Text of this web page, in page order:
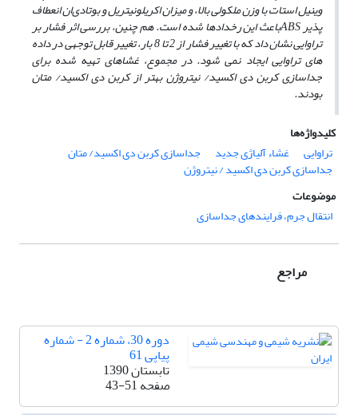
وینیل استات با وزن ملکولی بالا، و میزان اکریلونیتریل و بوتادی‌ان انعطاف
پذیرABSباعث این رخدادها شده است. هم چنین، بررسی اثر فشار بر
تراوایی نشان داد که با تغییر فشار از 2 تا 8 بار، تغییر قابل توجهی در داده
های تراوایی ایجاد نمی شود. در مجموع، غشاهای تهیه شده برای
جداسازی کربن دی اکسید/ نیتروژن بهتر از کربن دی اکسید/ متان
بودند.
کلیدواژه‌ها
تراوایی
غشاء آلیاژی جدید جداسازی کربن دی اکسید/ متان
جداسازی کربن دی اکسید / نیتروژن
موضوعات
انتقال جرم، فرایندهای جداسازی
مراجع
دوره 30، شماره 2 - شماره
پیاپی 61
تابستان 1390
صفحه43-51